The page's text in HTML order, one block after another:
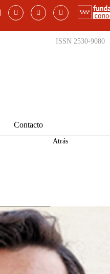
ISSN 2530-9080
Contacto
Atrás